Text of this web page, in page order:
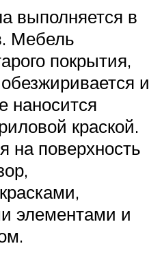
выполняется в
Мебель
покрытия,
и
наносится
краской.
на поверхность
элементами и